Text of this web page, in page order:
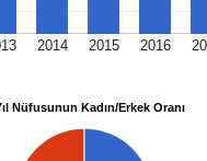
2014 2015 2016
Nüfusunun Kadın/Erkek Oranı